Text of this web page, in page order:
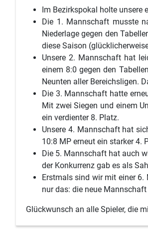
Im Bezirkspokal holte unsere
Die 1. Mannschaft musste
Niederlage gegen den
diese Saison
Unsere 2. Mannschaft hat
einem 8:0 gegen den
Neunten aller Bereichsligen.
Die 3. Mannschaft hatte
Mit zwei Siegen und einem
ein verdienter 8. Platz.
Unsere 4. Mannschaft hat
10:8 MP erneut ein starker 4.
Die 5. Mannschaft hat auch
der Konkurrenz gab es als
Erstmals sind wir mit einer 6.
nur das: die neue
Glückwunsch an alle Spieler, die